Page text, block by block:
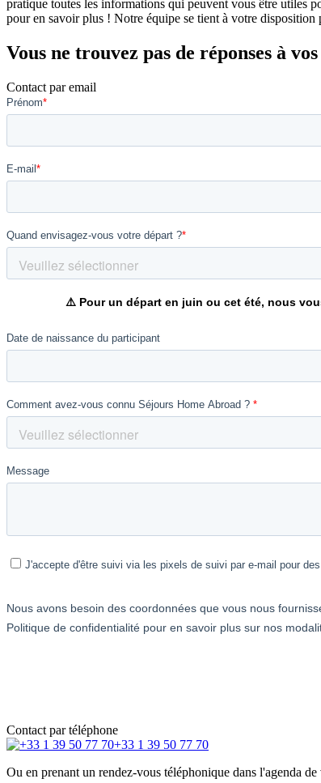
pratique toutes les informations qui peuvent vous être utiles
pour en savoir plus ! Notre équipe se tient à votre disposition
Vous ne trouvez pas de réponses à
Contact par email
Contact par téléphone
+33 1 39 50 77 70
Ou en prenant un rendez-vous téléphonique dans l'agenda